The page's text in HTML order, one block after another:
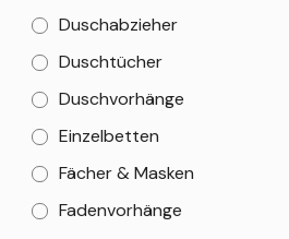
Duschabzieher
Duschtücher
Duschvorhänge
Einzelbetten
Fächer & Masken
Fadenvorhänge